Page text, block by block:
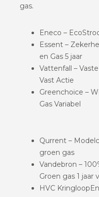
gas.
Eneco –
Essent –
en Gas 5 jaar
Vattenfall –
Vast Actie
Greenchoice –
Gas Variabel
Qurrent –
groen gas
Vandebron –
Groen gas 1 jaar
HVC